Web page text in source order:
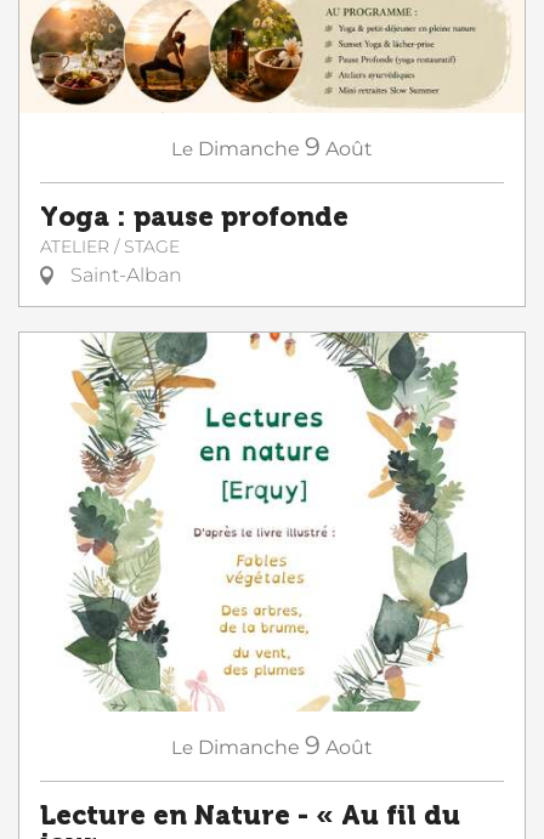
Le Dimanche 9 Août
Yoga : pause profonde
ATELIER / STAGE
Saint-Alban
Le Dimanche 9 Août
Lecture en Nature - « Au fil du